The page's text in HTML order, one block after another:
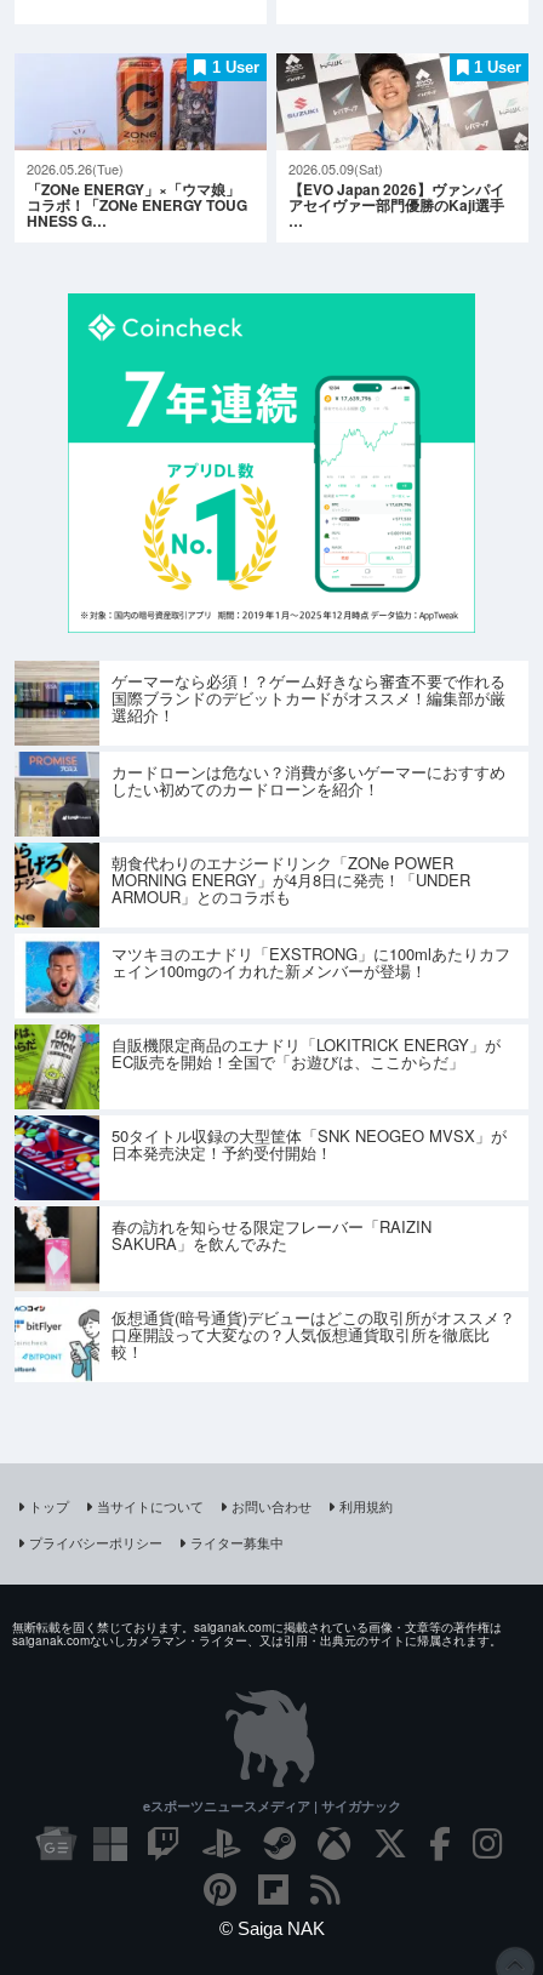
1 User
2026.05.26(Tue)
「ZONe ENERGY」×「ウマ娘」
コラボ！「ZONe ENERGY TOUG
HNESS G…
1 User
2026.05.09(Sat)
【EVO Japan 2026】ヴァンパイ
アセイヴァー部門優勝のKaji選手
…
ゲーマーなら必須！？ゲーム好きなら審査不要で作れる
国際ブランドのデビットカードがオススメ！編集部が厳
選紹介！
カードローンは危ない？消費が多いゲーマーにおすすめ
したい初めてのカードローンを紹介！
朝食代わりのエナジードリンク「ZONe POWER
MORNING ENERGY」が4月8日に発売！「UNDER
ARMOUR」とのコラボも
マツキヨのエナドリ「EXSTRONG」に100mlあたりカフ
ェイン100mgのイカれた新メンバーが登場！
自販機限定商品のエナドリ「LOKITRICK ENERGY」が
EC販売を開始！全国で「お遊びは、ここからだ」
50タイトル収録の大型筐体「SNK NEOGEO MVSX」が
日本発売決定！予約受付開始！
春の訪れを知らせる限定フレーバー「RAIZIN
SAKURA」を飲んでみた
仮想通貨(暗号通貨)デビューはどこの取引所がオススメ？
口座開設って大変なの？人気仮想通貨取引所を徹底比
較！
トップ 当サイトについて お問い合わせ
利用規約
プライバシーポリシー
ライター募集中
無断転載を固く禁じております。saiganak.comに掲載されている画像・文章等の著作権は
saiganak.comないしカメラマン・ライター、又は引用・出典元のサイトに帰属されます。
eスポーツニュースメディア | サイガナック
© Saiga NAK